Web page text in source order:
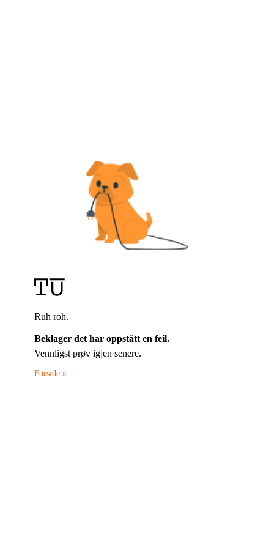
Ruh roh.
Beklager det har oppstått en feil.
Vennligst prøv igjen senere.
Forside »